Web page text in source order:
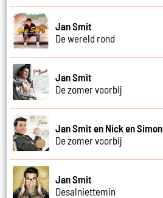
Jan Smit
De wereld rond
Jan Smit
De zomer voorbij
Jan Smit en Nick en Simon
De zomer voorbij
Jan Smit
Desalniettemin